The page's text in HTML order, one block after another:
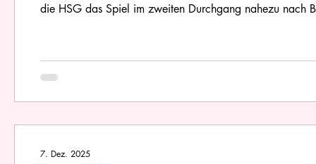
die HSG das Spiel im zweiten Durchgang nahezu nach Belieben Zu Beginn der ersten Halbzeit
7. Dez. 2025